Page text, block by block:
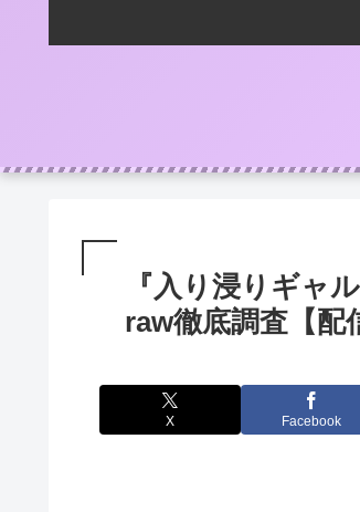
『入り浸りギャ
raw徹底調査【配
X Facebook